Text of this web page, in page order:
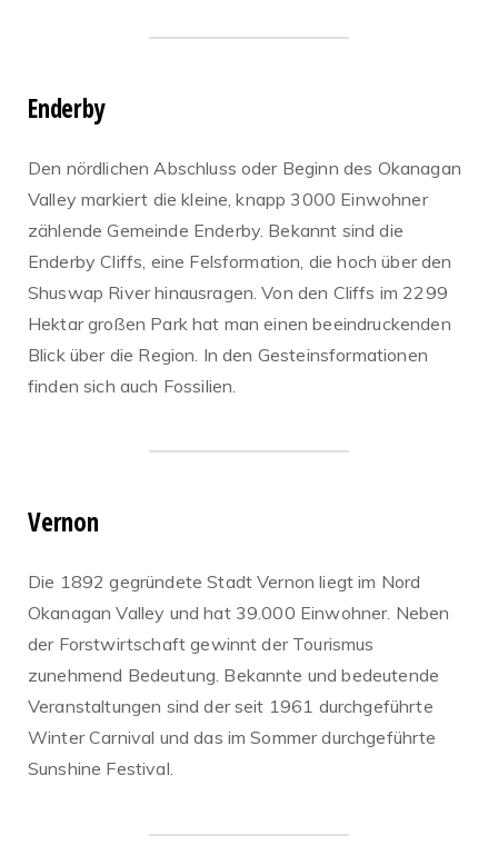
Enderby
Den nördlichen Abschluss oder Beginn des Okanagan
Valley markiert die kleine, knapp 3000 Einwohner
zählende Gemeinde Enderby. Bekannt sind die
Enderby Cliffs, eine Felsformation, die hoch über den
Shuswap River hinausragen. Von den Cliffs im 2299
Hektar großen Park hat man einen beeindruckenden
Blick über die Region. In den Gesteinsformationen
finden sich auch Fossilien.
Vernon
Die 1892 gegründete Stadt Vernon liegt im Nord
Okanagan Valley und hat 39.000 Einwohner. Neben
der Forstwirtschaft gewinnt der Tourismus
zunehmend Bedeutung. Bekannte und bedeutende
Veranstaltungen sind der seit 1961 durchgeführte
Winter Carnival und das im Sommer durchgeführte
Sunshine Festival.